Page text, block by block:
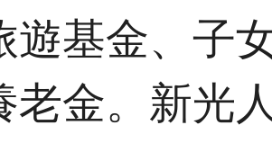
遊基金、子
老金。新光